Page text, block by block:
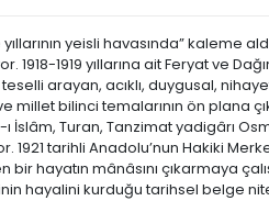
yeisli havasında” kaleme
1919 yıllarına ait Feryat ve
arayan, acıklı, duygusal,
bilinci temalarının ön plana
Turan, Tanzimat yadigârı
tarihli Anadolu’nun Hakiki
hayatın mânâsını çıkarmaya
hayalini kurduğu tarihsel belge